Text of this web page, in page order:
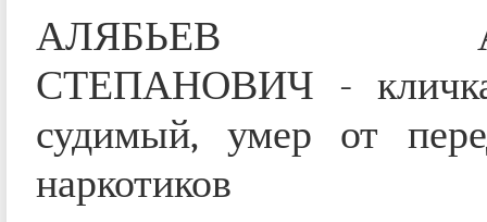
АЛЯБЬЕВ
СТЕПАНОВИЧ -
судимый, умер от
наркотиков